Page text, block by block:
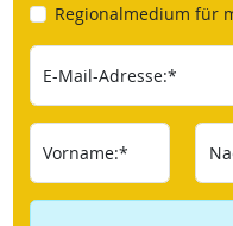
Regionalmedium für
E-Mail-Adresse:*
Vorname:*